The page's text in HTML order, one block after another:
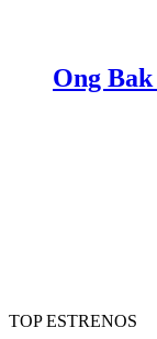
Ong Bak
TOP ESTRENOS